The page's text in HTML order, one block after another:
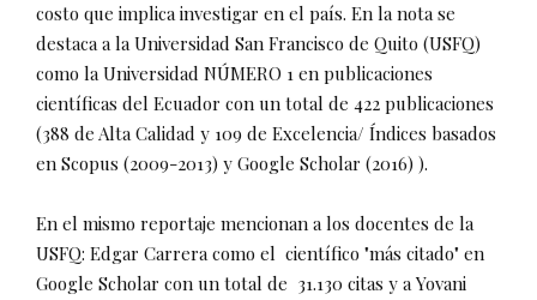
costo que implica investigar en el país. En la nota se
destaca a la Universidad San Francisco de Quito (USFQ)
como la Universidad NÚMERO 1 en publicaciones
científicas del Ecuador con un total de 422 publicaciones
(388 de Alta Calidad y 109 de Excelencia/ Índices basados
en Scopus (2009-2013) y Google Scholar (2016) ).
En el mismo reportaje mencionan a los docentes de la
USFQ: Edgar Carrera como el científico "más citado" en
Google Scholar con un total de 31.130 citas y a Yovani